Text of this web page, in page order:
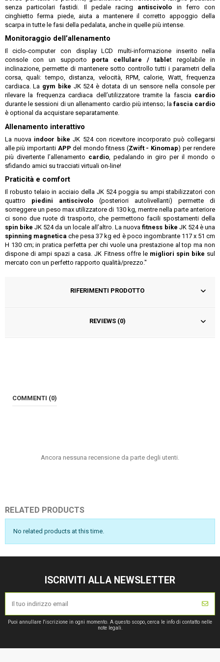
senza particolari fastidi. Il pedale racing antiscivolo in ferro con
cinghietto ferma piede, aiuta a mantenere il corretto appoggio della
scarpa in tutte le fasi della pedalata, anche in quelle più intense.
Monitoraggio dell’allenamento
Il ciclo-computer con display LCD multi-informazione inserito nella
console con un supporto porta cellulare / tablet regolabile in
inclinazione, permette di mantenere sotto controllo tutti i parametri della
corsa, quali: tempo, distanza, velocità, RPM, calorie, Watt, frequenza
cardiaca. La gym bike JK 524 è dotata di un sensore nella console per
rilevare la frequenza cardiaca dell’utilizzatore tramite la fascia cardio
durante le sessioni di un allenamento cardio più intenso; lafascia cardio
è optional da acquistare separatamente.
Allenamento interattivo
La nuova indoor bike JK 524 con ricevitore incorporato può collegarsi
alle più importanti APP del mondo fitness (Zwift - Kinomap) per rendere
più divertente l’allenamento cardio, pedalando in giro per il mondo o
sfidando amici su tracciati virtuali on-line!
Praticità e comfort
Il robusto telaio in acciaio della JK 524 poggia su ampi stabilizzatori con
quattro piedini antiscivolo(posteriori autolivellanti) permette di
sorreggere un peso max utilizzatore di 130 kg, mentre nella parte anteriore
ci sono due ruote di trasporto, che permettono facili spostamenti della
spin bike JK 524 da un locale all’altro. La nuovafitness bike JK 524 è una
spinning magnetica che pesa 37 kg ed è poco ingombrante 117 x 51 cm
H 130 cm; in pratica perfetta per chi vuole una prestazione al top ma non
dispone di ampi spazi a casa. JK Fitness offre le migliori spin bike sul
mercato con un perfetto rapporto qualità/prezzo."
RIFERIMENTI PRODOTTO
REVIEWS (0)
COMMENTI (0)
Ancora nessuna recensione da parte degli utenti.
RELATED PRODUCTS
No related products at this time.
ISCRIVITI ALLA NEWSLETTER
Puoi annullare l'iscrizione in ogni momento. A questo scopo, cerca le info di contatto nelle
note legali.